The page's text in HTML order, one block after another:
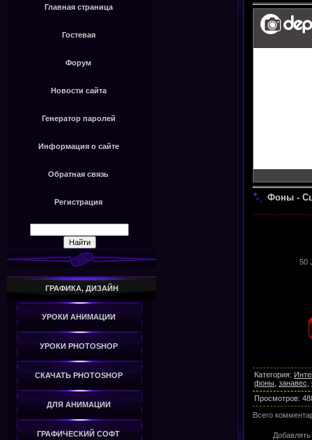
Главная страница
Гостевая
Форум
Новости сайта
Генератор паролей
Информация о сайте
Обратная связь
Регистрация
ГРАФИКА, ДИЗАЙН
УРОКИ АНИМАЦИИ
УРОКИ PHOTOSHOP
СКАЧАТЬ PHOTOSHOP
ДЛЯ АНИМАЦИИ
ГРАФИЧЕСКИЙ СОФТ
Фоны -
50
Категория:
фоны занавес
Просмотров:
Всего